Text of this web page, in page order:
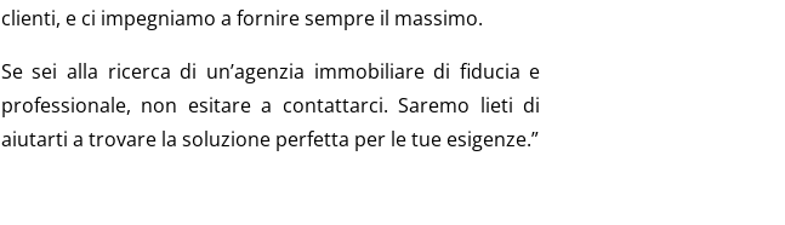
clienti, e ci impegniamo a fornire sempre il massimo.
Se sei alla ricerca di un’agenzia immobiliare di fiducia e
professionale, non esitare a contattarci. Saremo lieti di
aiutarti a trovare la soluzione perfetta per le tue esigenze.”